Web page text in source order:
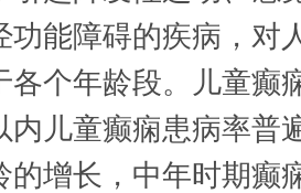
功能障碍的疾病，对
各个年龄段。儿童癫
内儿童癫痫患病率普
的增长，中年时期癫